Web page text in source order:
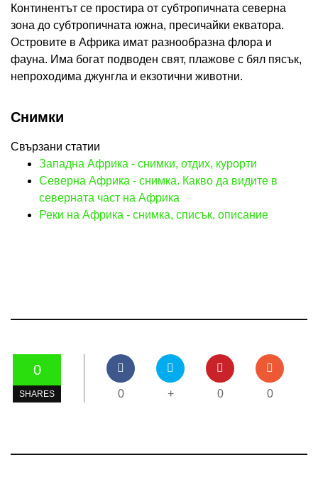
Континентът се простира от субтропичната северна
зона до субтропичната южна, пресичайки екватора.
Островите в Африка имат разнообразна флора и
фауна. Има богат подводен свят, плажове с бял пясък,
непроходима джунгла и екзотични животни.
Снимки
Свързани статии
Западна Африка - снимки, отдих, курорти
Северна Африка - снимка. Какво да видите в
северната част на Африка
Реки на Африка - снимка, списък, описание
0
SHARES 0 + 0 0